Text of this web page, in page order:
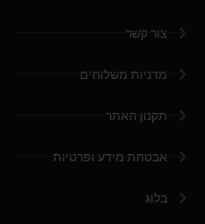
צור קשר
מדניות משלוחים
תקנון האתר
אבטחת מידע ופרטיות
בלוג